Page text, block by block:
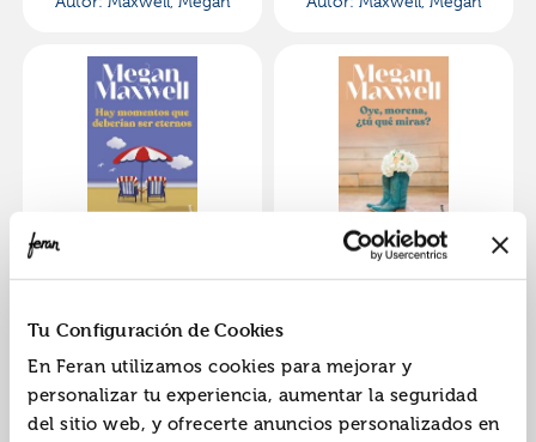
Tu Configuración de Cookies
En Feran utilizamos cookies para mejorar y
personalizar tu experiencia, aumentar la seguridad
del sitio web, y ofrecerte anuncios personalizados en
ISBN:9788408258629
Autor:Maxwell, Megan
Oye, morena, ¿tú qué
Autor:Maxwell, Megan